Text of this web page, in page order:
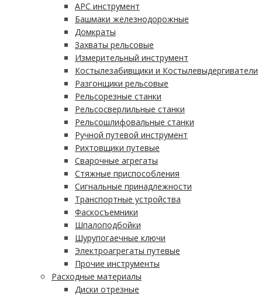
АРС инструмент
Башмаки железнодорожные
Домкраты
Захваты рельсовые
Измерительный инструмент
Костылезабивщики и Костылевыдергиватели
Разгонщики рельсовые
Рельсорезные станки
Рельсосверлильные станки
Рельсошлифовальные станки
Ручной путевой инструмент
Рихтовщики путевые
Сварочные агрегаты
Стяжные приспособления
Сигнальные принадлежности
Транспортные устройства
Фаскосъемники
Шпалоподбойки
Шурупогаечные ключи
Электроагрегаты путевые
Прочие инструменты
Расходные материалы
Диски отрезные